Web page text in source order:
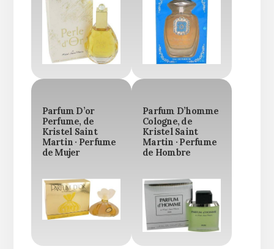
Parfum D’or
Perfume, de
Kristel Saint
Martin · Perfume
de Mujer
Parfum D’homme
Cologne, de
Kristel Saint
Martin · Perfume
de Hombre